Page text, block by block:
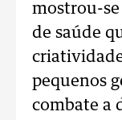
mostrou-se
de saúde
pequenos
combate a